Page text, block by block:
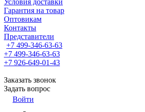
Условия доставки
Гарантия на товар
Оптовикам
Контакты
Представители
+7 499-346-63-63
+7 499-346-63-63
+7 926-649-01-43
Заказать звонок
Задать вопрос
Войти